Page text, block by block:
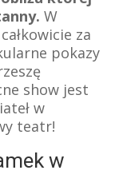
W
za
pokazy
show jest
w
teatr!
w